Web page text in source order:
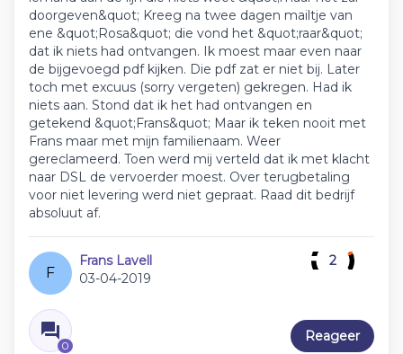
doorgeven&quot; Kreeg na twee dagen mailtje van
ene &quot;Rosa&quot; die vond het &quot;raar&quot;
dat ik niets had ontvangen. Ik moest maar even naar
de bijgevoegd pdf kijken. Die pdf zat er niet bij. Later
toch met excuus (sorry vergeten) gekregen. Had ik
niets aan. Stond dat ik het had ontvangen en
getekend &quot;Frans&quot; Maar ik teken nooit met
Frans maar met mijn familienaam. Weer
gereclameerd. Toen werd mij verteld dat ik met klacht
naar DSL de vervoerder moest. Over terugbetaling
voor niet levering werd niet gepraat. Raad dit bedrijf
absoluut af.
F
Frans Lavell
03-04-2019
0
2
Reageer